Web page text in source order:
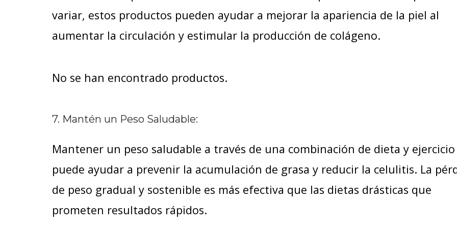
variar, estos productos pueden ayudar a mejorar la apariencia de la piel al
aumentar la circulación y estimular la producción de colágeno.
No se han encontrado productos.
7. Mantén un Peso Saludable:
Mantener un peso saludable a través de una combinación de dieta y ejercicio
puede ayudar a prevenir la acumulación de grasa y reducir la celulitis. La
de peso gradual y sostenible es más efectiva que las dietas drásticas que
prometen resultados rápidos.